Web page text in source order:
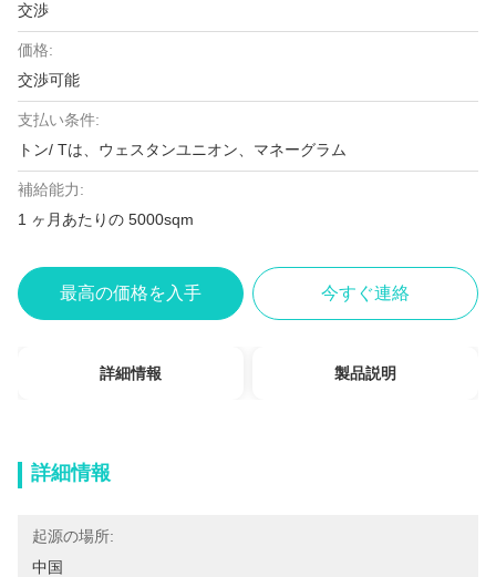
交渉
価格:
交渉可能
支払い条件:
トン/ Tは、ウェスタンユニオン、マネーグラム
補給能力:
1 ヶ月あたりの 5000sqm
最高の価格を入手 今すぐ連絡
詳細情報 製品説明
詳細情報
起源の場所:
中国